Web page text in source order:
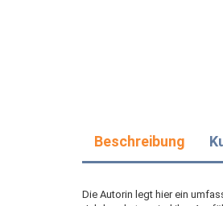
Beschreibung
Die Autorin legt hier ein